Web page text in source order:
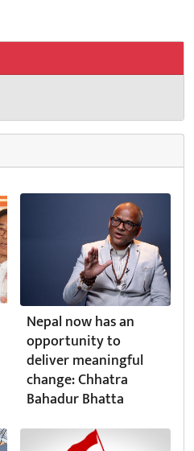
Nepal now has an
opportunity to
deliver meaningful
change: Chhatra
Bahadur Bhatta